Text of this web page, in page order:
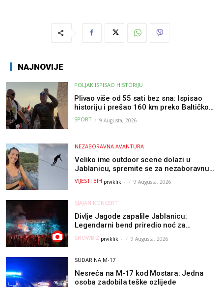
NAJNOVIJE
POLJAK ISPISAO HISTORIJU
Plivao više od 55 sati bez sna: Ispisao
historiju i prešao 160 km preko Baltičkog
mora – a podvig posvetio djeci oboljeloj
od raka
SPORT 9 Augusta, 2026
NEZABORAVNA AVANTURA
Veliko ime outdoor scene dolazi u
Jablanicu, spremite se za nezaboravnu
avanturu (VIDEO) !
VIJESTI BIH prviklik - 9 Augusta, 2026
SJAJAN KONCERT
Divlje Jagode zapalile Jablanicu:
Legendarni bend priredio noć za
pamćenje
SHOWBIZ prviklik - 9 Augusta, 2026
SUDAR NA M-17
Nesreća na M-17 kod Mostara: Jedna
osoba zadobila teške ozlijede